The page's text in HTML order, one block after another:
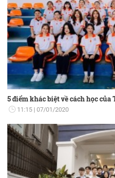
5 điểm khác biệt về cách học
11:15 07/01/2020